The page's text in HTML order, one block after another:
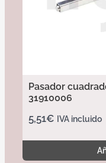
Pasador
31910006
5,51€ IVA incluido